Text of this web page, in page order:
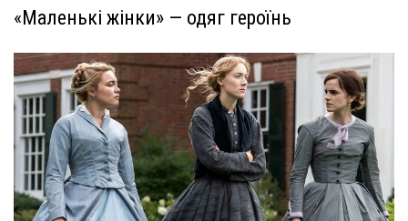
«Маленькі жінки» — одяг героїнь